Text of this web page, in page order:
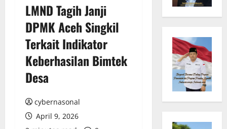
LMND Tagih Janji
DPMK Aceh Singkil
Terkait Indikator
Keberhasilan Bimtek
Desa
cybernasonal
April 9, 2026